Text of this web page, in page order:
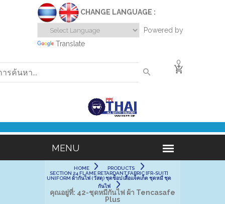
CHANGE LANGUAGE :
Powered by
Translate
0
HOME
PRODUCTS
SECTION 24 FLAME RETARDANT FABRIC [FR-SUIT]
UNIFORM ผ้ากันไฟ (วัสดุ) ชุดช็อป เสื้อแจ็คเก็ต ชุดหมี ชุด
กันไฟ
คุณอยู่ที่: 42-ชุดหมีกันไฟ ผ้า Tencasafe
Plus